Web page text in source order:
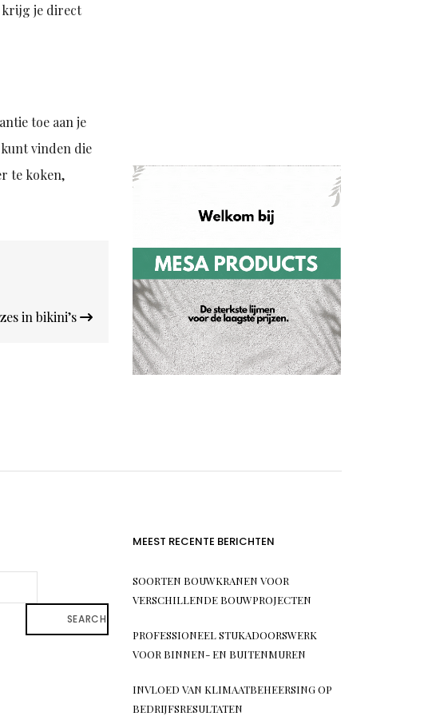
krijg je direct
toe aan je
vinden die
te koken,
in bikini’s
SEARCH
MEEST RECENTE BERICHTEN
SOORTEN BOUWKRANEN VOOR
VERSCHILLENDE BOUWPROJECTEN
PROFESSIONEEL STUKADOORSWERK
VOOR BINNEN- EN BUITENMUREN
INVLOED VAN KLIMAATBEHEERSING OP
BEDRIJFSRESULTATEN